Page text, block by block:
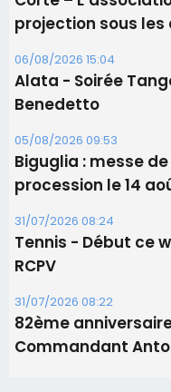
31/07/2026 08:24
Tennis - Début ce
RCPV
31/07/2026 08:22
82ème
Commandant
Les plus lus
Satine Nomary est la
d'un spectacle qui
Bastia – Le festival
avant le concert de